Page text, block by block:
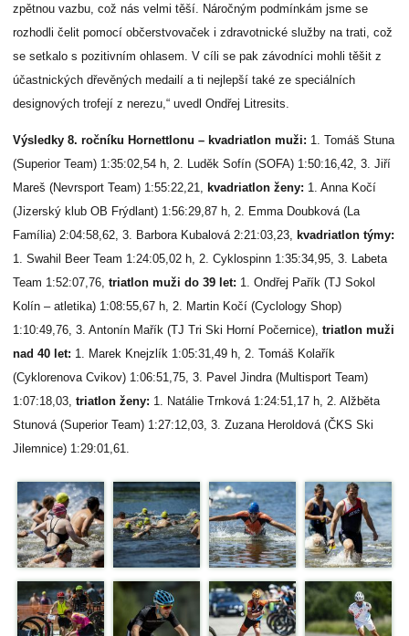
zpětnou vazbu, což nás velmi těší. Náročným podmínkám jsme se
rozhodli čelit pomocí občerstvovaček i zdravotnické služby na trati, což
se setkalo s pozitivním ohlasem. V cíli se pak závodníci mohli těšit z
účastnických dřevěných medailí a ti nejlepší také ze speciálních
designových trofejí z nerezu,“ uvedl Ondřej Litresits.
Výsledky 8. ročníku Hornettlonu – kvadriatlon muži: 1. Tomáš Stuna
(Superior Team) 1:35:02,54 h, 2. Luděk Sofín (SOFA) 1:50:16,42, 3. Jiří
Mareš (Nevrsport Team) 1:55:22,21, kvadriatlon ženy: 1. Anna Kočí
(Jizerský klub OB Frýdlant) 1:56:29,87 h, 2. Emma Doubková (La
Família) 2:04:58,62, 3. Barbora Kubalová 2:21:03,23, kvadriatlon týmy:
1. Swahil Beer Team 1:24:05,02 h, 2. Cyklospinn 1:35:34,95, 3. Labeta
Team 1:52:07,76, triatlon muži do 39 let: 1. Ondřej Pařík (TJ Sokol
Kolín – atletika) 1:08:55,67 h, 2. Martin Kočí (Cyclology Shop)
1:10:49,76, 3. Antonín Mařík (TJ Tri Ski Horní Počernice), triatlon muži
nad 40 let: 1. Marek Knejzlík 1:05:31,49 h, 2. Tomáš Kolařík
(Cyklorenova Cvikov) 1:06:51,75, 3. Pavel Jindra (Multisport Team)
1:07:18,03, triatlon ženy: 1. Natálie Trnková 1:24:51,17 h, 2. Alžběta
Stunová (Superior Team) 1:27:12,03, 3. Zuzana Heroldová (ČKS Ski
Jilemnice) 1:29:01,61.